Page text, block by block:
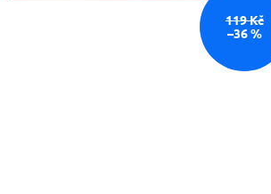
119 Kč
–36 %